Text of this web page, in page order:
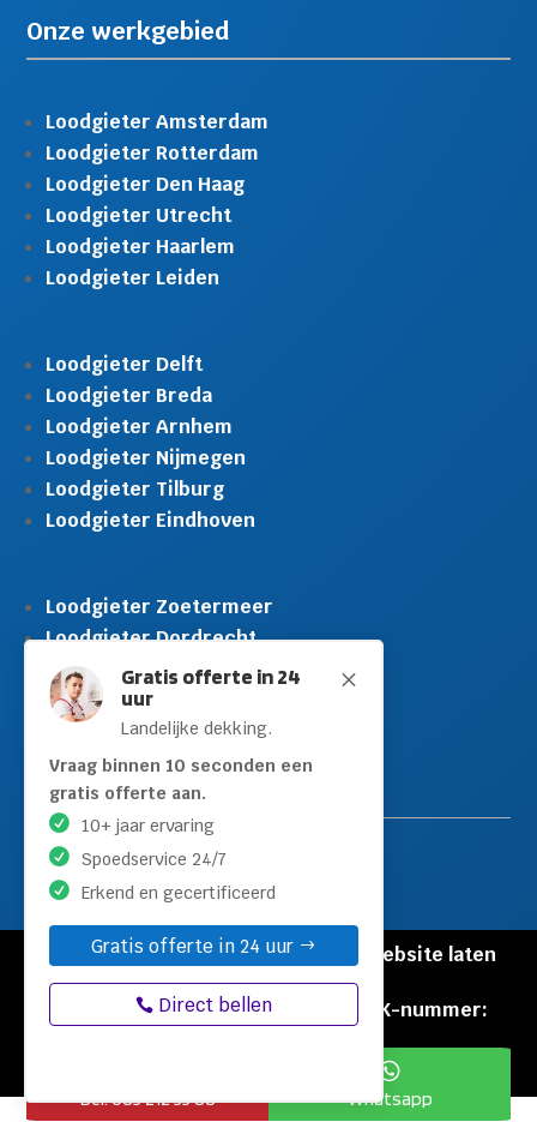
M
Gratis offerte in 24
uur
Landelijke dekking.
Vraag binnen 10 seconden een
gratis offerte aan.
10+ jaar ervaring
Spoedservice 24/7
Erkend en gecertificeerd
Gratis offerte in 24 uur
Direct bellen
Onze werkgebied
Loodgieter Amsterdam
Loodgieter Rotterdam
Loodgieter Den Haag
Loodgieter Utrecht
Loodgieter Haarlem
Loodgieter Leiden
Loodgieter Delft
Loodgieter Breda
Loodgieter Arnhem
Loodgieter Nijmegen
Loodgieter Tilburg
Loodgieter Eindhoven
Loodgieter Zoetermeer
Loodgieter Dordrecht
Loodgieter Rijswijk
Loodgieter Schiedam
Loodgieter Leidschendam
Loodgieter Hilversum
© Copyright Loodgieters Kwartier |
Website laten
maken door Flexamedia
Privacyverklaring|Disclaimer
KVK-nummer:
Bel: 085 212 55 88

Whatsapp